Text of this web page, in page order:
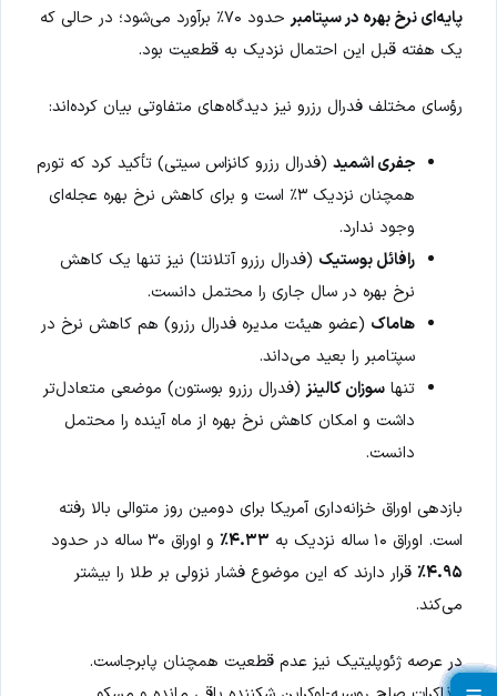
پایه‌ای نرخ بهره در سپتامبر
حدود ۷۰٪ برآورد می‌شود؛ در حالی که
یک هفته قبل این احتمال نزدیک به قطعیت بود.
رؤسای مختلف فدرال رزرو نیز دیدگاه‌های متفاوتی بیان کرده‌اند:
جفری اشمید (فدرال رزرو کانزاس سیتی) تأکید کرد که تورم
همچنان نزدیک ۳٪ است و برای کاهش نرخ بهره عجله‌ای
وجود ندارد.
رافائل بوستیک (فدرال رزرو آتلانتا) نیز تنها یک کاهش
نرخ بهره در سال جاری را محتمل دانست.
هاماک (عضو هیئت مدیره فدرال رزرو) هم کاهش نرخ در
سپتامبر را بعید می‌داند.
تنهاسوزان کالینز (فدرال رزرو بوستون) موضعی متعادل‌تر
داشت و امکان کاهش نرخ بهره از ماه آینده را محتمل
دانست.
بازدهی اوراق خزانه‌داری آمریکا برای دومین روز متوالی بالا رفته
است. اوراق ۱۰ ساله نزدیک به
۴.۳۳٪
و اوراق ۳۰ ساله در حدود
۴.۹۵٪ قرار دارند که این موضوع فشار نزولی بر طلا را بیشتر
می‌کند.
در عرصه ژئوپلیتیک نیز عدم قطعیت همچنان پابرجاست.